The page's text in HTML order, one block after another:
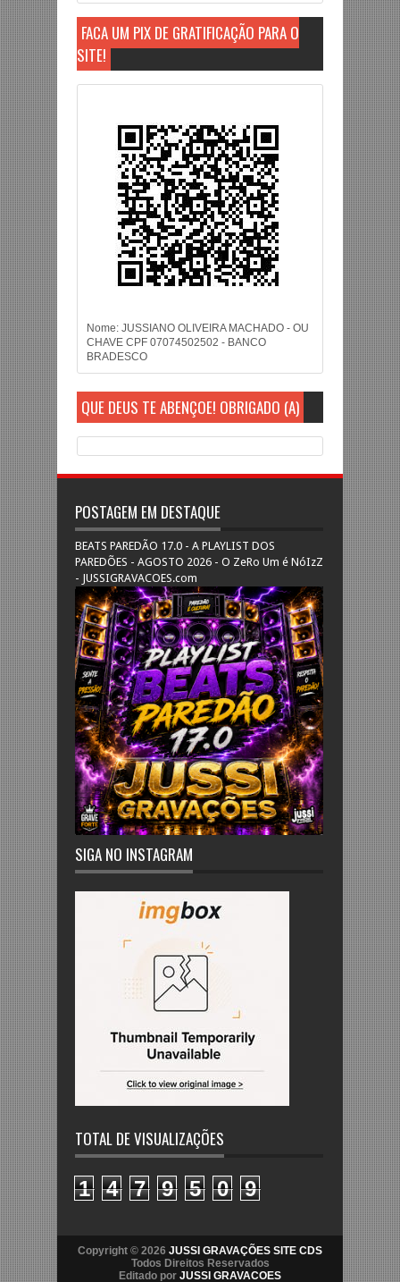
FAÇA UM PIX DE GRATIFICAÇÃO PARA O
SITE!
Nome: JUSSIANO OLIVEIRA MACHADO - OU
CHAVE CPF 07074502502 - BANCO
BRADESCO
QUE DEUS TE ABENÇOE! OBRIGADO (A)
POSTAGEM EM DESTAQUE
BEATS PAREDÃO 17.0 - A PLAYLIST DOS
PAREDÕES - AGOSTO 2026 - O ZeRo Um é NóIzZ
- JUSSIGRAVACOES.com
SIGA NO INSTAGRAM
TOTAL DE VISUALIZAÇÕES
1 4 7 9 5 0 9
Copyright © 2026 JUSSI GRAVAÇÕES SITE CDS
Todos Direitos Reservados
Editado por JUSSI GRAVACOES